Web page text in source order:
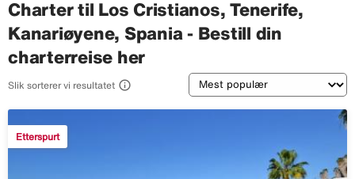
Charter til Los Cristianos, Tenerife,
Kanariøyene, Spania - Bestill din
charterreise her
Slik sorterer vi resultatet  Sortering
Etterspurt